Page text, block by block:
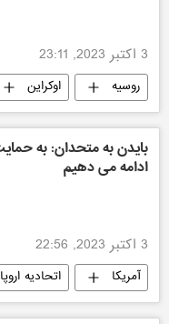
3 اکتبر 2023, 23:11
روسیه اوکراین
مجمع عمومی سازمان ملل
بایدن به متحدان: به
ادامه می دهیم
3 اکتبر 2023, 22:56
آمریکا اتحادیه اروپا
اوکراین
سیاسی